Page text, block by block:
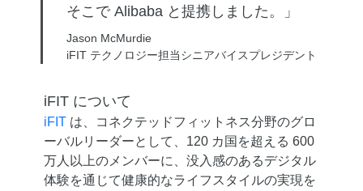
そこで Alibaba と提携しました。」
Jason McMurdie
iFIT テクノロジー担当シニアバイスプレジデント
iFIT について
iFITは、コネクテッドフィットネス分野のグロ
ーバルリーダーとして、120 カ国を超える 600
万人以上のメンバーに、没入感のあるデジタル
体験を通じて健康的なライフスタイルの実現を